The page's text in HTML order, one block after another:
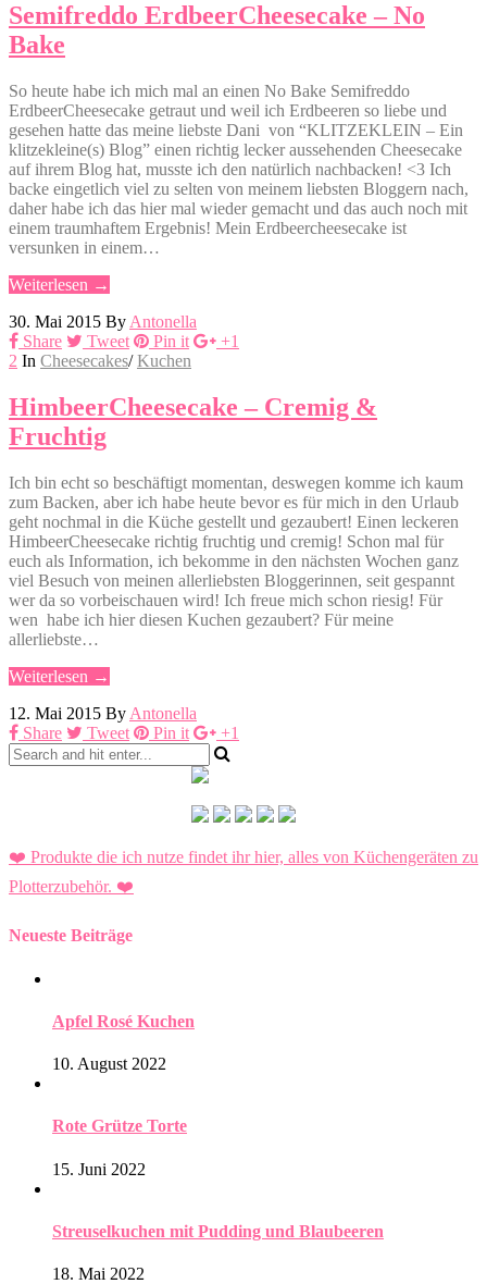
Semifreddo ErdbeerCheesecake – No
Bake
So heute habe ich mich mal an einen No Bake Semifreddo
ErdbeerCheesecake getraut und weil ich Erdbeeren so liebe und
gesehen hatte das meine liebste Dani von “KLITZEKLEIN – Ein
klitzekleine(s) Blog” einen richtig lecker aussehenden Cheesecake
auf ihrem Blog hat, musste ich den natürlich nachbacken! <3 Ich
backe eingetlich viel zu selten von meinem liebsten Bloggern nach,
daher habe ich das hier mal wieder gemacht und das auch noch mit
einem traumhaftem Ergebnis! Mein Erdbeercheesecake ist
versunken in einem…
Weiterlesen →
30. Mai 2015 By Antonella
Share
Tweet Pin it
+1
2 In Cheesecakes/ Kuchen
HimbeerCheesecake – Cremig &
Fruchtig
Ich bin echt so beschäftigt momentan, deswegen komme ich kaum
zum Backen, aber ich habe heute bevor es für mich in den Urlaub
geht nochmal in die Küche gestellt und gezaubert! Einen leckeren
HimbeerCheesecake richtig fruchtig und cremig! Schon mal für
euch als Information, ich bekomme in den nächsten Wochen ganz
viel Besuch von meinen allerliebsten Bloggerinnen, seit gespannt
wer da so vorbeischauen wird! Ich freue mich schon riesig! Für
wen habe ich hier diesen Kuchen gezaubert? Für meine
allerliebste…
Weiterlesen →
12. Mai 2015 By Antonella
Share
Tweet Pin it +1
❤️ Produkte die ich nutze findet ihr hier, alles von Küchengeräten zu
Plotterzubehör. ❤️
Neueste Beiträge
Apfel Rosé Kuchen
10. August 2022
Rote Grütze Torte
15. Juni 2022
Streuselkuchen mit Pudding und Blaubeeren
18. Mai 2022